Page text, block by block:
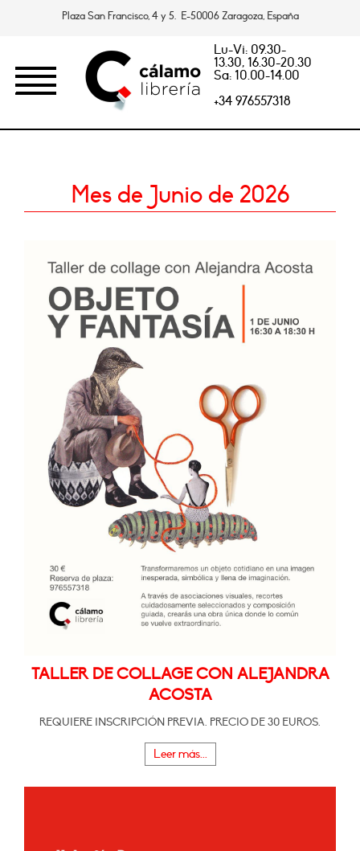
Plaza San Francisco, 4 y 5. E-50006 Zaragoza, España
Lu-Vi: 09.30-
13.30, 16.30-20.30
Sa: 10.00-14.00
+34 976557318
Mes de Junio de 2026
TALLER DE COLLAGE CON ALEJANDRA
ACOSTA
REQUIERE INSCRIPCIÓN PREVIA. PRECIO DE 30 EUROS.
Leer más...